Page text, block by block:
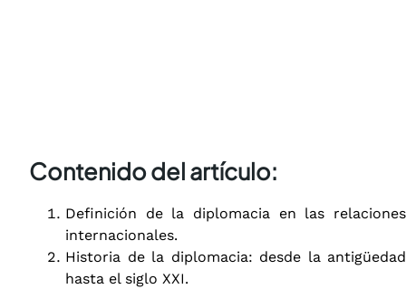
Contenido del artículo:
Definición de la diplomacia en las relaciones
internacionales.
Historia de la diplomacia: desde la antigüedad
hasta el siglo XXI.